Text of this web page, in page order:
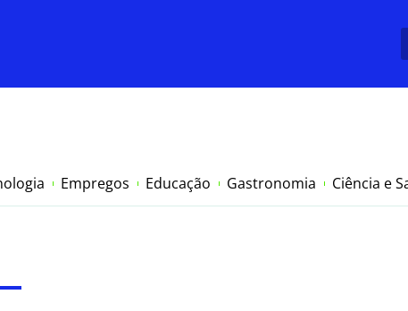
Empregos Educação Gastronomia Ciência e